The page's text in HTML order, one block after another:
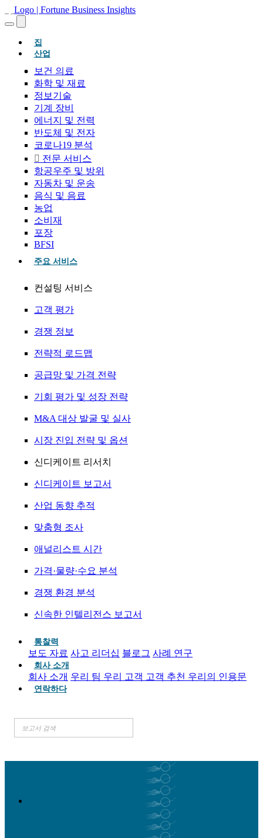
집(현재의)
산업
보건 의료
화학 및 재료
정보기술
기계 장비
에너지 및 전력
반도체 및 전자
코로나19 분석
전문 서비스
항공우주 및 방위
자동차 및 운송
음식 및 음료
농업
소비재
포장
BFSI
주요 서비스
컨설팅 서비스
고객 평가
경쟁 정보
전략적 로드맵
공급망 및 가격 전략
기회 평가 및 성장 전략
M&A 대상 발굴 및 실사
시장 진입 전략 및 옵션
신디케이트 리서치
신디케이트 보고서
산업 동향 추적
맞춤형 조사
애널리스트 시간
가격·물량·수요 분석
경쟁 환경 분석
신속한 인텔리전스 보고서
통찰력
보도 자료 사고 리더십 블로그 사례 연구
회사 소개
회사 소개 우리 팀 우리 고객 고객 추천 우리의 인용문
연락하다